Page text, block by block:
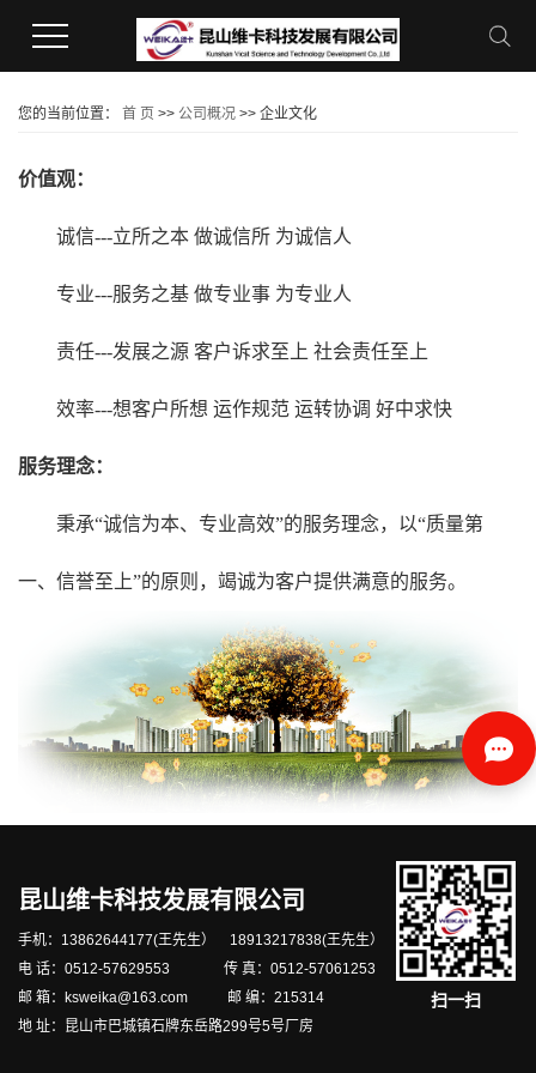
您的当前位置： 首 页 >> 公司概况 >> 企业文化
价值观：
诚信---立所之本 做诚信所 为诚信人
专业---服务之基 做专业事 为专业人
责任---发展之源 客户诉求至上 社会责任至上
效率---想客户所想 运作规范 运转协调 好中求快
服务理念：
秉承“诚信为本、专业高效”的服务理念，以“质量第
一、信誉至上”的原则，竭诚为客户提供满意的服务。
昆山维卡科技发展有限公司
手机：13862644177(王先生） 18913217838(王先生）
电 话：0512-57629553 传 真：0512-57061253
邮 箱：ksweika@163.com 邮 编：215314
地 址：昆山市巴城镇石牌东岳路299号5号厂房
扫一扫